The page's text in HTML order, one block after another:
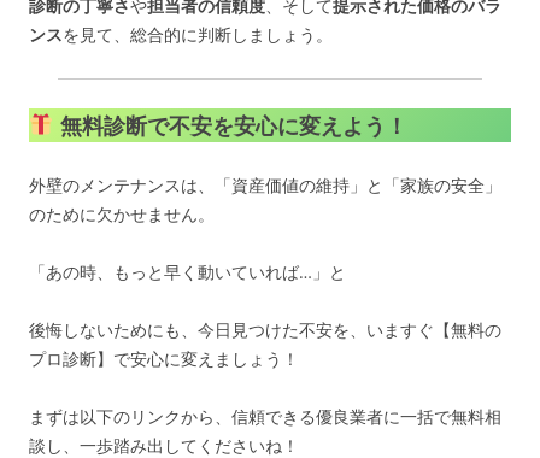
診断の丁寧さや担当者の信頼度 、そして提示された価格のバラ
ンスを見て、総合的に判断しましょう。
無料診断で不安を安心に変えよう！
外壁のメンテナンスは、「資産価値の維持」と「家族の安全」
のために欠かせません。
「あの時、もっと早く動いていれば…」と
後悔しないためにも、今日見つけた不安を、いますぐ【無料の
プロ診断】で安心に変えましょう！
まずは以下のリンクから、信頼できる優良業者に一括で無料相
談し、一歩踏み出してくださいね！